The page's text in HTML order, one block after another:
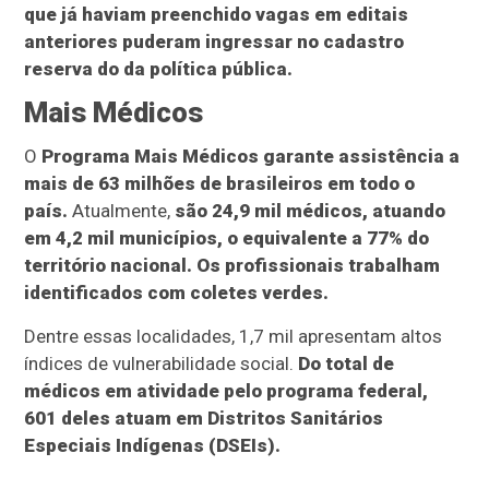
que já haviam preenchido vagas em editais
anteriores puderam ingressar no cadastro
reserva do da política pública.
Mais Médicos
O Programa Mais Médicos garante assistência a
mais de 63 milhões de brasileiros em todo o
país. Atualmente, são 24,9 mil médicos, atuando
em 4,2 mil municípios, o equivalente a 77% do
território nacional. Os profissionais trabalham
identificados com coletes verdes.
Dentre essas localidades, 1,7 mil apresentam altos
índices de vulnerabilidade social. Do total de
médicos em atividade pelo programa federal,
601 deles atuam em Distritos Sanitários
Especiais Indígenas (DSEIs).